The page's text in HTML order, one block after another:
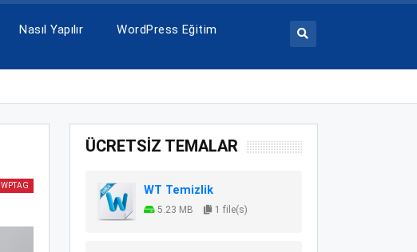
Nasıl Yapılır
WordPress Eğitim
WPTAG
ÜCRETSİZ TEMALAR
WT Temizlik
5.23 MB 1 file(s)